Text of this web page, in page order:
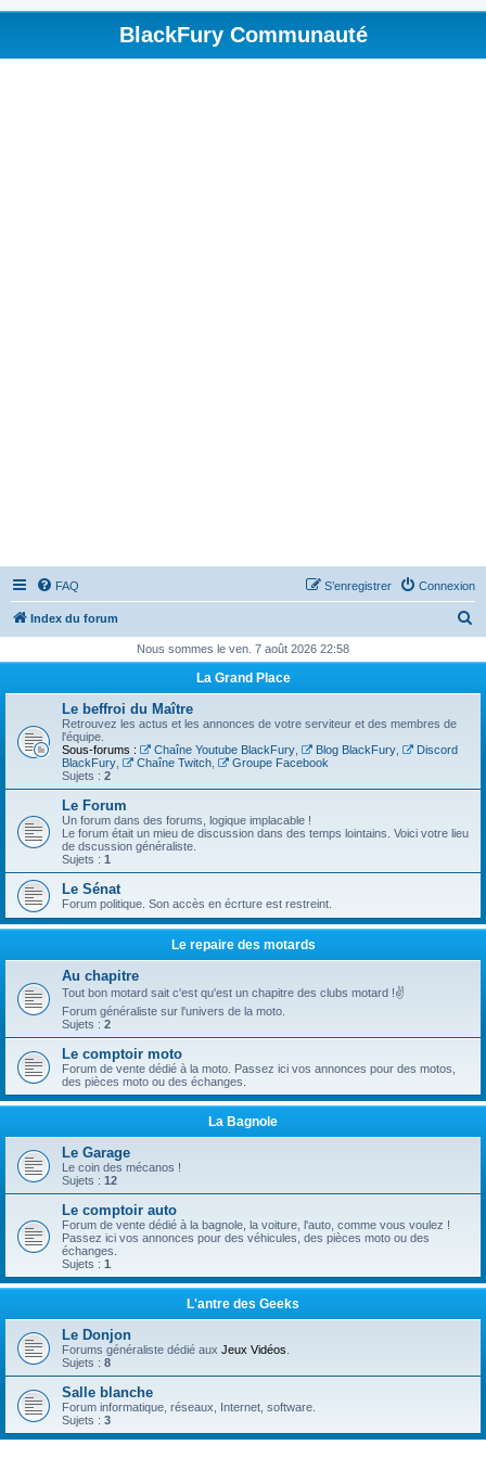
BlackFury Communauté
FAQ Connexion
S’enregistrer
Index du forum
h
Nous sommes le ven. 7 août 2026 22:58
La Grand Place
Le beffroi du Maître
Retrouvez les actus et les annonces de votre serviteur et des membres de
l'équipe.
Sous-forums :
Chaîne Youtube BlackFury, Blog BlackFury,
Discord
BlackFury
Chaîne Twitch,
Groupe Facebook
Sujets : 2
Le Forum
Un forum dans des forums, logique implacable !
Le forum était un mieu de discussion dans des temps lointains. Voici votre lieu
de dscussion généraliste.
Sujets : 1
Le Sénat
Forum politique. Son accès en écrture est restreint.
Le repaire des motards
Au chapitre
Tout bon motard sait c'est qu'est un chapitre des clubs motard !✌
Forum généraliste sur l'univers de la moto.
Sujets : 2
Le comptoir moto
Forum de vente dédié à la moto. Passez ici vos annonces pour des motos,
des pièces moto ou des échanges.
La Bagnole
Le Garage
Le coin des mécanos !
Sujets : 12
Le comptoir auto
Forum de vente dédié à la bagnole, la voiture, l'auto, comme vous voulez !
Passez ici vos annonces pour des véhicules, des pièces moto ou des
échanges.
Sujets : 1
L'antre des Geeks
Le Donjon
Forums généraliste dédié aux Jeux Vidéos
Sujets : 8
Salle blanche
Forum informatique, réseaux, Internet, software.
Sujets : 3